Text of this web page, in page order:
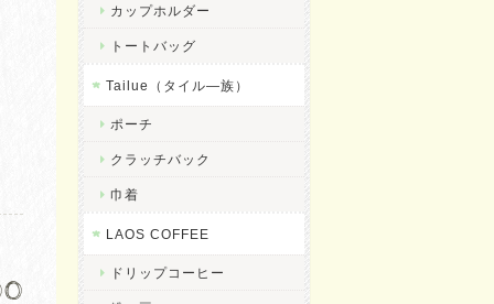
カップホルダー
トートバッグ
Tailue（タイル―族）
ポーチ
クラッチバック
巾着
LAOS COFFEE
ドリップコーヒー